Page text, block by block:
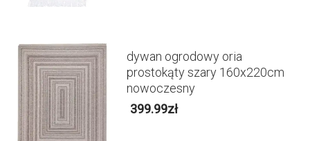
dywan ogrodowy oria
prostokąty szary 160x220cm
nowoczesny
399.99zł